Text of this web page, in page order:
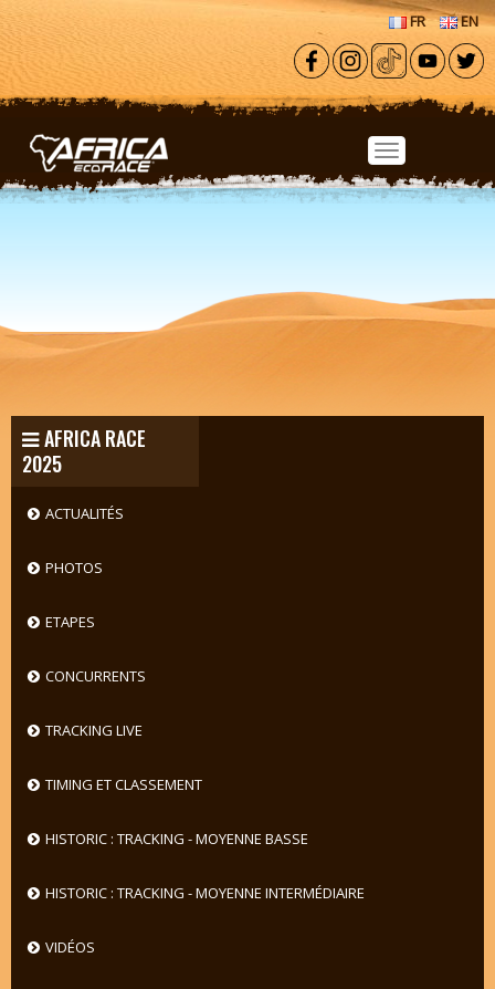
Aller au contenu principal
FR EN
AFRICA RACE
2025
ACTUALITÉS
PHOTOS
ETAPES
CONCURRENTS
TRACKING LIVE
TIMING ET CLASSEMENT
HISTORIC : TRACKING - MOYENNE BASSE
HISTORIC : TRACKING - MOYENNE INTERMÉDIAIRE
VIDÉOS